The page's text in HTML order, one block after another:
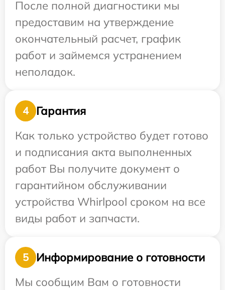
После полной диагностики мы
предоставим на утверждение
окончательный расчет, график
работ и займемся устранением
неполадок.
4
Гарантия
Как только устройство будет готово
и подписания акта выполненных
работ Вы получите документ о
гарантийном обслуживании
устройства Whirlpool сроком на все
виды работ и запчасти.
5
Информирование о готовности
Мы сообщим Вам о готовности